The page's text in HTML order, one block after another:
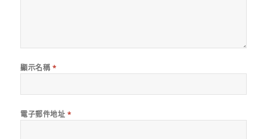
顯示名稱 *
電子郵件地址 *